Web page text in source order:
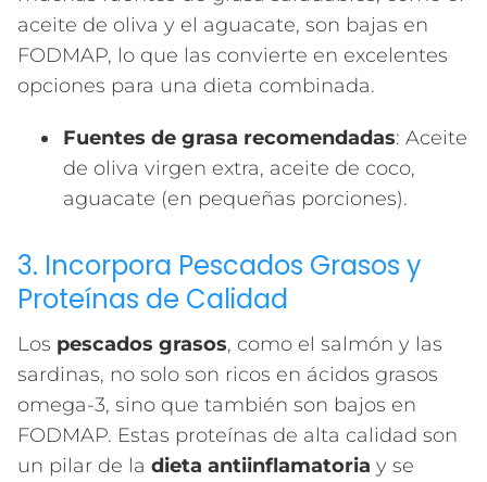
aceite de oliva y el aguacate, son bajas en
FODMAP, lo que las convierte en excelentes
opciones para una dieta combinada.
Fuentes de grasa recomendadas: Aceite
de oliva virgen extra, aceite de coco,
aguacate (en pequeñas porciones).
3. Incorpora Pescados Grasos y
Proteínas de Calidad
Los pescados grasos, como el salmón y las
sardinas, no solo son ricos en ácidos grasos
omega-3, sino que también son bajos en
FODMAP. Estas proteínas de alta calidad son
un pilar de la dieta antiinflamatoria y se